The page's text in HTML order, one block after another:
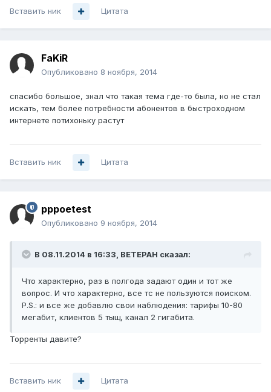
Вставить ник Цитата
FaKiR
Опубликовано 8 ноября, 2014
спасибо большое, знал что такая тема где-то была, но не стал
искать, тем более потребности абонентов в быстроходном
интернете потихоньку растут
Вставить ник Цитата
pppoetest
Опубликовано 9 ноября, 2014
В 08.11.2014 в 16:33, BETEPAH сказал:
Что характерно, раз в полгода задают один и тот же
вопрос. И что характерно, все тс не пользуются поиском.
P.S.: и все же добавлю свои наблюдения: тарифы 10-80
мегабит, клиентов 5 тыщ, канал 2 гигабита.
Торренты давите?
Вставить ник Цитата